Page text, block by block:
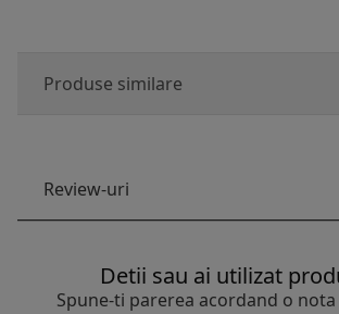
Produse similare
Review-uri
Detii sau ai utilizat
Spune-ti parerea acordand o